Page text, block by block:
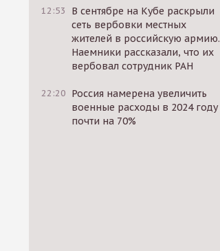
12:53
В сентябре на Кубе раскрыли
сеть вербовки местных
жителей в российскую армию.
Наемники рассказали, что их
вербовал сотрудник РАН
22:20 Россия намерена увеличить
военные расходы в 2024 году
почти на 70%